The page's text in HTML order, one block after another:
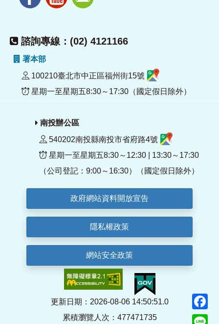
諮詢專線：(02) 4121166
署本部
100210臺北市中正區福州街15號
星期一至星期五8:30～17:30（國定假日除外）
南投辦公區
540202南投縣南投市省府路4號
星期一至星期五8:30～12:30 | 13:30～17:30
（公司登記：9:00～16:30）（國定假日除外）
政府網站資料開放宣告
隱私權政策
網站安全政策
更新日期：2026-08-06 14:50:51.0
累積瀏覽人次：477471735